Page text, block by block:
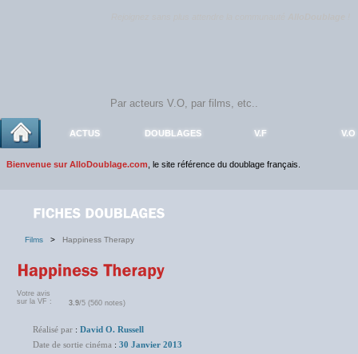
ACTUS DOUBLAGES V.F V.O
Bienvenue sur AlloDoublage.com , le site référence du doublage français.
Films > Happiness Therapy
Votre avis
sur la VF :
3.9/5 (560 notes)
Réalisé par : David O. Russell
Date de sortie cinéma : 30 Janvier 2013